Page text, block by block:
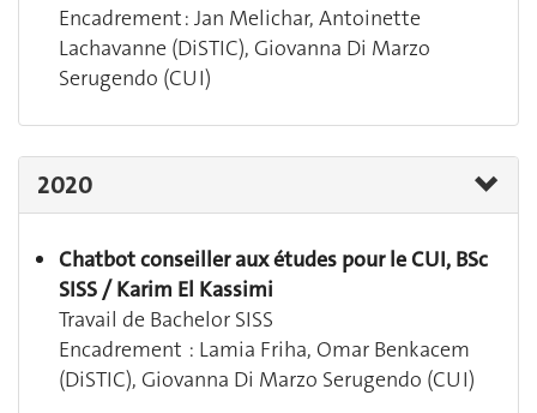
Encadrement : Jan Melichar, Antoinette
Lachavanne (DiSTIC), Giovanna Di Marzo
Serugendo (CUI)
2020
Chatbot conseiller aux études pour le CUI, BSc
SISS / Karim El Kassimi
Travail de Bachelor SISS
Encadrement : Lamia Friha, Omar Benkacem
(DiSTIC), Giovanna Di Marzo Serugendo (CUI)